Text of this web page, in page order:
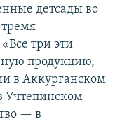
детсады во
тремя
три эти
продукцию,
в Аккурганском
Учтепинском
— в